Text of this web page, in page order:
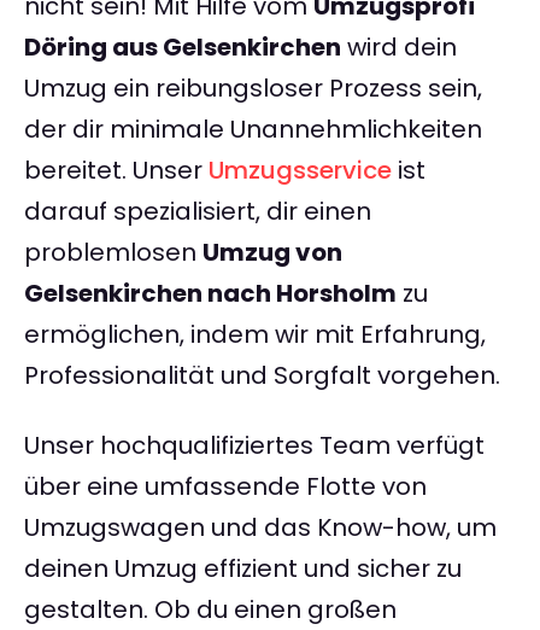
Döring aus Gelsenkirchen wird dein
Umzug ein reibungsloser Prozess sein,
der dir minimale Unannehmlichkeiten
bereitet. Unser Umzugsservice ist
darauf spezialisiert, dir einen
problemlosen Umzug von
Gelsenkirchen nach Horsholm zu
ermöglichen, indem wir mit Erfahrung,
Professionalität und Sorgfalt vorgehen.
Unser hochqualifiziertes Team verfügt
über eine umfassende Flotte von
Umzugswagen und das Know-how, um
deinen Umzug effizient und sicher zu
gestalten. Ob du einen großen